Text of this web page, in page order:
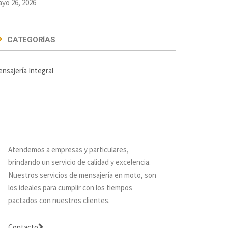
26, 2026
CATEGORÍAS
Integral
Atendemos a empresas y particulares,
brindando un servicio de calidad y excelencia.
Nuestros servicios de mensajería en moto, son
los ideales para cumplir con los tiempos
pactados con nuestros clientes.